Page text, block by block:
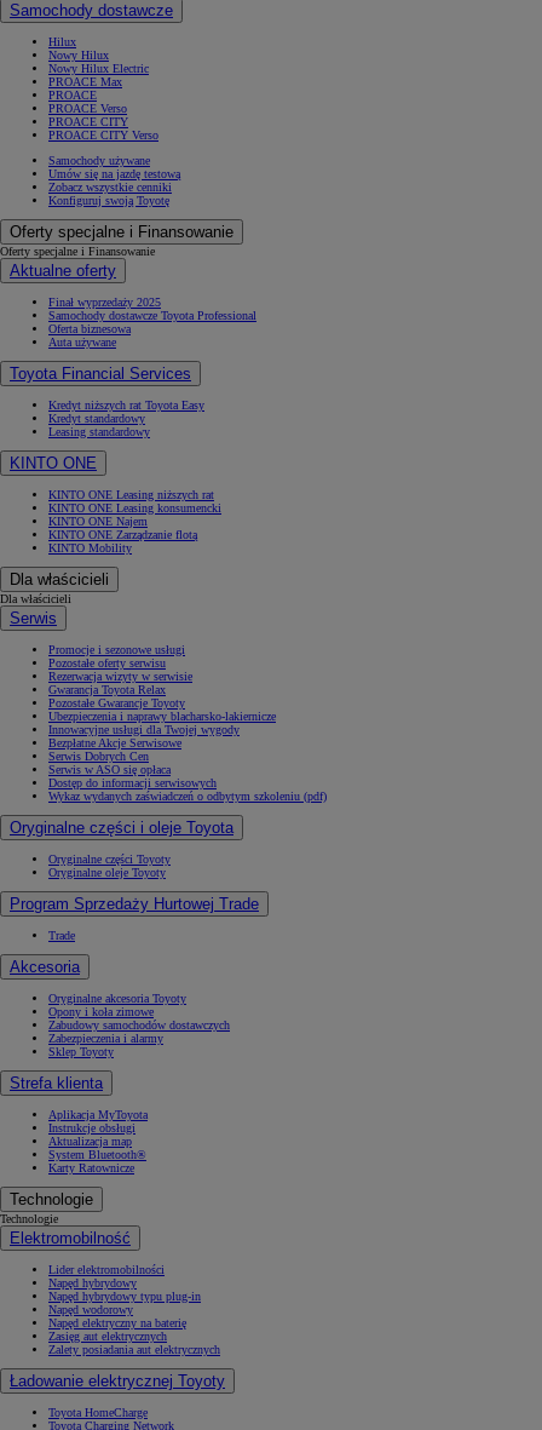
Samochody dostawcze
Hilux
Nowy Hilux
Nowy Hilux Electric
PROACE Max
PROACE
PROACE Verso
PROACE CITY
PROACE CITY Verso
Samochody używane
Umów się na jazdę testową
Zobacz wszystkie cenniki
Konfiguruj swoją Toyotę
Oferty specjalne i Finansowanie
Oferty specjalne i Finansowanie
Aktualne oferty
Finał wyprzedaży 2025
Samochody dostawcze Toyota Professional
Oferta biznesowa
Auta używane
Toyota Financial Services
Kredyt niższych rat Toyota Easy
Kredyt standardowy
Leasing standardowy
KINTO ONE
KINTO ONE Leasing niższych rat
KINTO ONE Leasing konsumencki
KINTO ONE Najem
KINTO ONE Zarządzanie flotą
KINTO Mobility
Dla właścicieli
Dla właścicieli
Serwis
Promocje i sezonowe usługi
Pozostałe oferty serwisu
Rezerwacja wizyty w serwisie
Gwarancja Toyota Relax
Pozostałe Gwarancje Toyoty
Ubezpieczenia i naprawy blacharsko-lakiernicze
Innowacyjne usługi dla Twojej wygody
Bezpłatne Akcje Serwisowe
Serwis Dobrych Cen
Serwis w ASO się opłaca
Dostęp do informacji serwisowych
Wykaz wydanych zaświadczeń o odbytym szkoleniu (pdf)
Oryginalne części i oleje Toyota
Oryginalne części Toyoty
Oryginalne oleje Toyoty
Program Sprzedaży Hurtowej Trade
Trade
Akcesoria
Oryginalne akcesoria Toyoty
Opony i koła zimowe
Zabudowy samochodów dostawczych
Zabezpieczenia i alarmy
Sklep Toyoty
Strefa klienta
Aplikacja MyToyota
Instrukcje obsługi
Aktualizacja map
System Bluetooth®
Karty Ratownicze
Technologie
Technologie
Elektromobilność
Lider elektromobilności
Napęd hybrydowy
Napęd hybrydowy typu plug-in
Napęd wodorowy
Napęd elektryczny na baterię
Zasięg aut elektrycznych
Zalety posiadania aut elektrycznych
Ładowanie elektrycznej Toyoty
Toyota HomeCharge
Toyota Charging Network